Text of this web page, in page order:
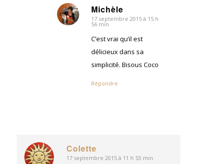
Michèle
dit
17 septembre 2015 à 15 h
56 min
C’est vrai qu’il est
délicieux dans sa
simplicité. Bisous Coco
Répondre
Colette
dit
17 septembre 2015 à 11 h 53 min